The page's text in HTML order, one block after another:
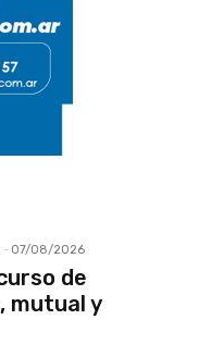
- 07/08/2026
de
mutual y